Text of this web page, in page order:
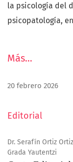
la psicología del
psicopatología,
Más…
20 febrero 2026
Editorial
Dr. Serafín Ortiz
Grada Yautentzi